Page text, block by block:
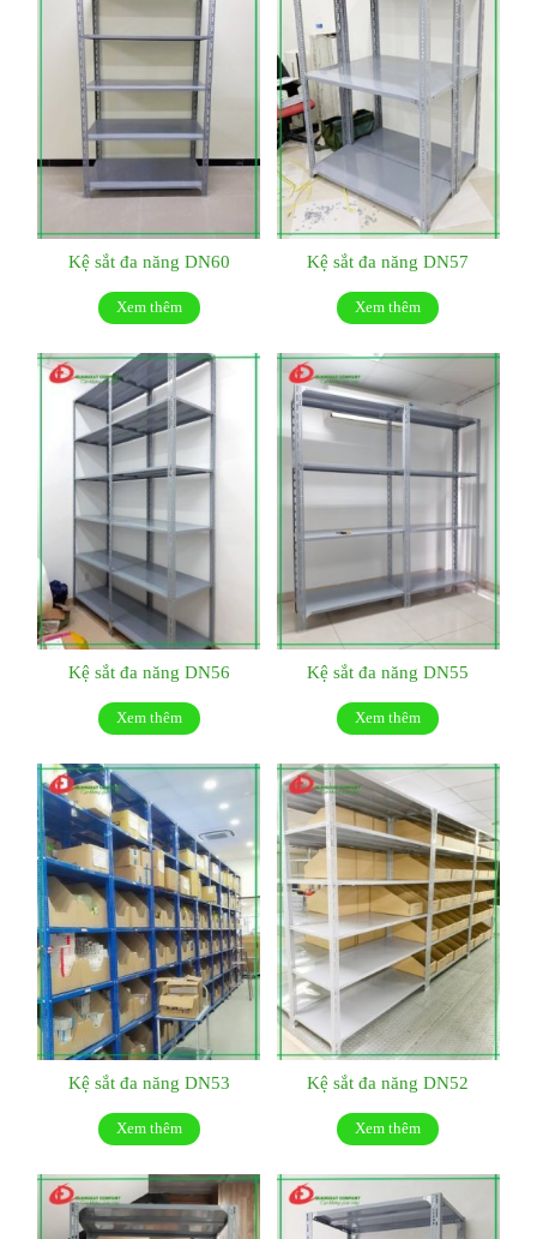
Kệ sắt đa năng DN60
Xem thêm
Kệ sắt đa năng DN57
Xem thêm
Kệ sắt đa năng DN56
Xem thêm
Kệ sắt đa năng DN55
Xem thêm
Kệ sắt đa năng DN53
Xem thêm
Kệ sắt đa năng DN52
Xem thêm